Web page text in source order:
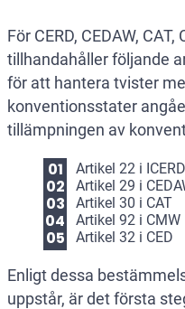
För CERD, CEDAW, CAT,
tillhandahåller följande
för att hantera tvister
konventionsstater
tillämpningen av
Artikel 22 i ICERD
Artikel 29 i
Artikel 30 i CAT
Artikel 92 i CMW
Artikel 32 i CED
Enligt dessa
uppstår, är det första